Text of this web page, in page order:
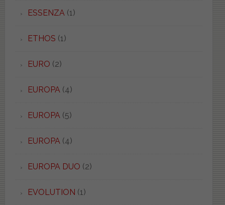
ESSENZA (1)
ETHOS (1)
EURO (2)
EUROPA (4)
EUROPA (5)
EUROPA (4)
EUROPA DUO (2)
EVOLUTION (1)